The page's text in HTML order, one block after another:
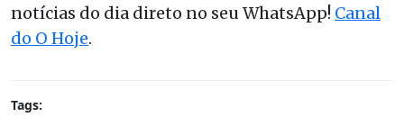
notícias do dia direto no seu WhatsApp! Canal
do O Hoje.
Tags: